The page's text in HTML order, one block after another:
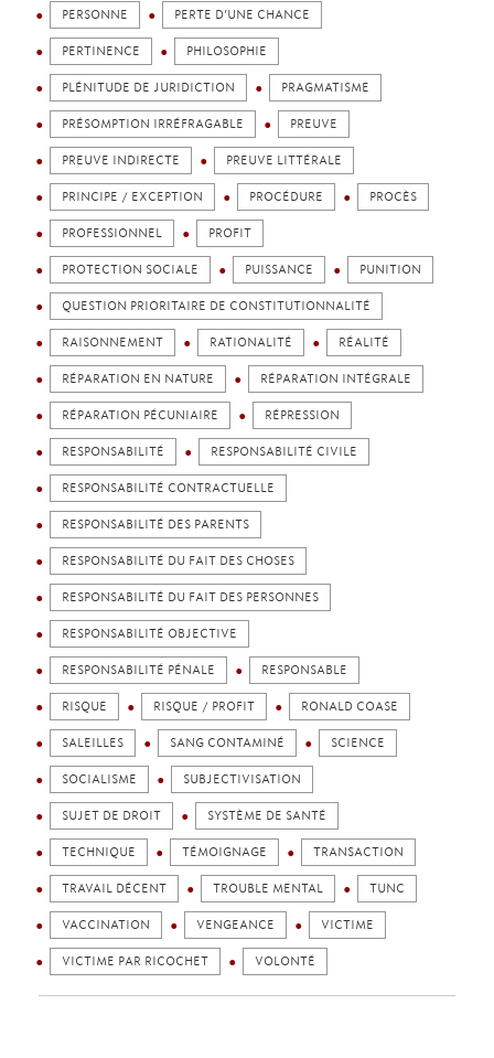
PERSONNE PERTE D’UNE CHANCE
PERTINENCE PHILOSOPHIE
PLÉNITUDE DE JURIDICTION PRAGMATISME
PRÉSOMPTION IRRÉFRAGABLE PREUVE
PREUVE INDIRECTE PREUVE LITTÉRALE
PRINCIPE / EXCEPTION PROCÉDURE PROCÈS
PROFESSIONNEL PROFIT
PROTECTION SOCIALE PUISSANCE PUNITION
QUESTION PRIORITAIRE DE CONSTITUTIONNALITÉ
RAISONNEMENT RATIONALITÉ RÉALITÉ
RÉPARATION EN NATURE RÉPARATION INTÉGRALE
RÉPARATION PÉCUNIAIRE RÉPRESSION
RESPONSABILITÉ RESPONSABILITÉ CIVILE
RESPONSABILITÉ CONTRACTUELLE
RESPONSABILITÉ DES PARENTS
RESPONSABILITÉ DU FAIT DES CHOSES
RESPONSABILITÉ DU FAIT DES PERSONNES
RESPONSABILITÉ OBJECTIVE
RESPONSABILITÉ PÉNALE RESPONSABLE
RISQUE RISQUE / PROFIT RONALD COASE
SALEILLES SANG CONTAMINÉ SCIENCE
SOCIALISME SUBJECTIVISATION
SUJET DE DROIT SYSTÈME DE SANTÉ
TECHNIQUE TÉMOIGNAGE TRANSACTION
TRAVAIL DÉCENT TROUBLE MENTAL TUNC
VACCINATION VENGEANCE VICTIME
VICTIME PAR RICOCHET VOLONTÉ